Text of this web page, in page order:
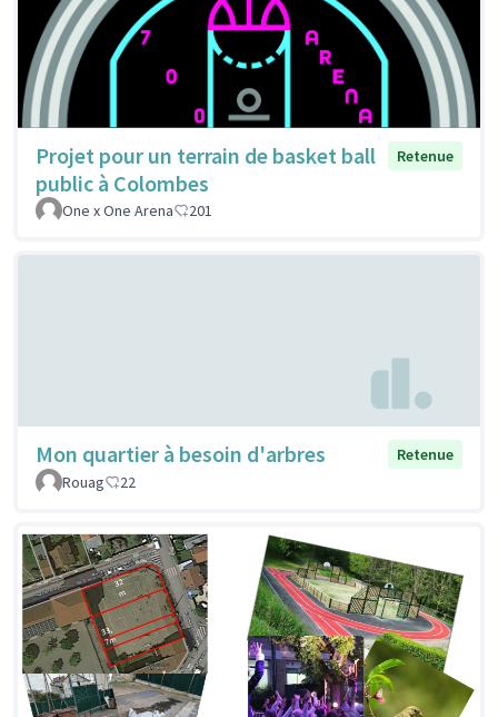
Projet pour un terrain de basket ball
public à Colombes
Retenue
One x One Arena 201
Mon quartier à besoin d'arbres
Retenue
Rouag
22